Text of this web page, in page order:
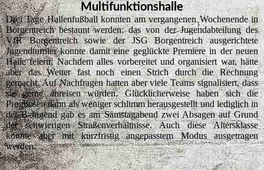
Multifunktionshalle
Drei Tage Hallenfußball konnten am vergangenen Wochenende in
Borgentreich bestaunt werden: das von der Jugendabteilung des
VfR Borgentreich sowie der JSG Borgentreich ausgerichtete
Jugendturnier konnte damit eine geglückte Premiere in der neuen
Halle feiern. Nachdem alles vorbereitet und organisiert war, hätte
aber das Wetter fast noch einen Strich durch die Rechnung
gemacht. Auf Nachfragen hatten aber viele Teams signalisiert, dass
sie gerne anreisen würden. Glücklicherweise haben sich die
Prognosen dann als weniger schlimm herausgestellt und lediglich in
der B-Jugend gab es am Samstagabend zwei Absagen auf Grund
der schwierigen Straßenverhältnisse. Auch diese Altersklasse
konnte aber mit kurzfristig angepasstem Modus ausgetragen
werden.